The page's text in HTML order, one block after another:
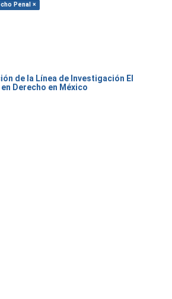
Penal ×
de la Línea de Investigación El
Derecho en México